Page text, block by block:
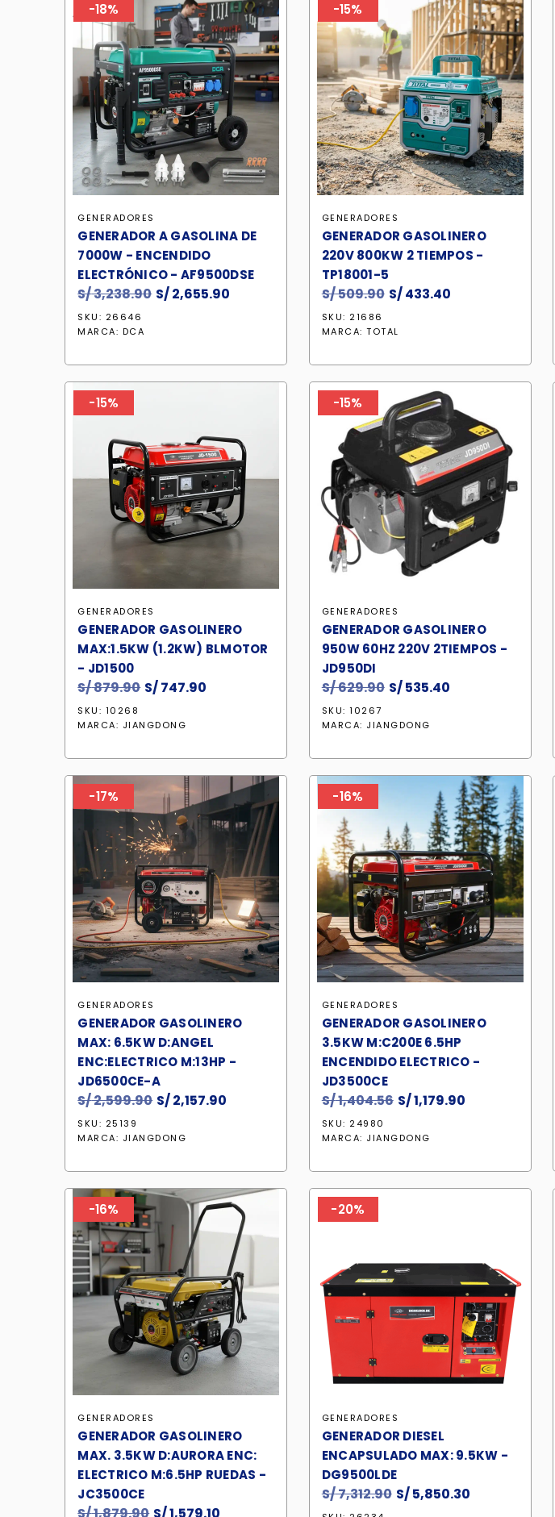
-18%
GENERADORES
GENERADOR A GASOLINA DE
7000W - ENCENDIDO
ELECTRÓNICO - AF9500DSE
S/3,238.90 El
S/ 3,238.90.
S/2,655.90
S/ 2,655.90.
SKU: 26646
MARCA: DCA
-15%
GENERADORES
GENERADOR GASOLINERO
220V 800KW 2 TIEMPOS -
TP18001-5
S/509.90 El
original
S/ 509.90.
S/433.40
S/ 433.40.
SKU: 21686
MARCA:TOTAL
-15%
GENERADORES
GENERADOR GASOLINERO
MAX:1.5KW (1.2KW) BLMOTOR
- JD1500
S/879.90 El
original
S/ 879.90.
S/747.90
S/ 747.90.
SKU: 10268
MARCA: JIANGDONG
-15%
GENERADORES
GENERADOR GASOLINERO
950W 60HZ 220V 2TIEMPOS -
JD950DI
S/629.90 El
original
S/ 629.90.
S/535.40
S/ 535.40.
SKU: 10267
MARCA: JIANGDONG
-17%
GENERADORES
GENERADOR GASOLINERO
MAX: 6.5KW D:ANGEL
ENC:ELECTRICO M:13HP -
JD6500CE-A
S/2,599.90 El
original
S/ 2,599.90.
S/2,157.90
S/ 2,157.90.
SKU: 25139
MARCA: JIANGDONG
-16%
GENERADORES
GENERADOR GASOLINERO
3.5KW M:C200E 6.5HP
ENCENDIDO ELECTRICO -
JD3500CE
S/1,404.56 El
original
S/ 1,404.56.
S/1,179.90
S/ 1,179.90.
SKU: 24980
MARCA: JIANGDONG
-16%
GENERADORES
GENERADOR GASOLINERO
MAX. 3.5KW D:AURORA ENC:
ELECTRICO M:6.5HP RUEDAS -
JC3500CE
-20%
GENERADORES
GENERADOR DIESEL
ENCAPSULADO MAX: 9.5KW -
DG9500LDE
S/7,312.90 El
S/5,850.30